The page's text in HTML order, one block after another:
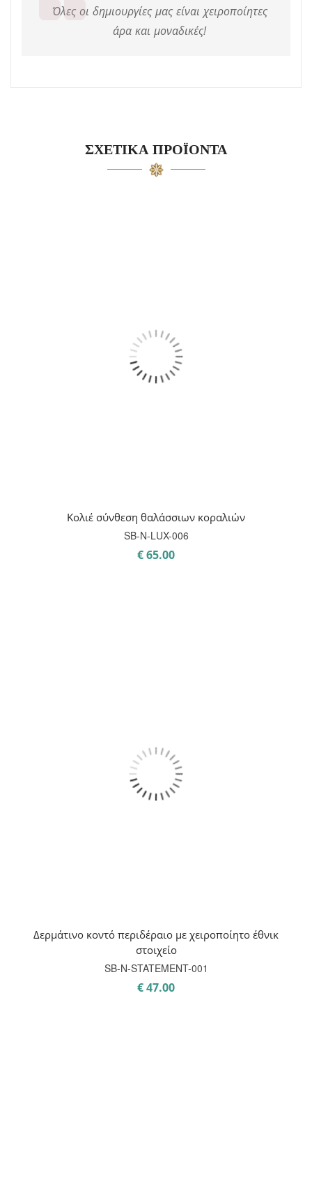
Όλες οι δημιουργίες μας είναι χειροποίητες
άρα και μοναδικές!
ΣΧΕΤΙΚΆ ΠΡΟΪΌΝΤΑ
Κολιέ σύνθεση θαλάσσιων κοραλιών
SB-Ν-LUX-006
€65.00
Δερμάτινο κοντό περιδέραιο με χειροποίητο έθνικ
στοιχείο
SB-Ν-STATEMENT-001
€47.00